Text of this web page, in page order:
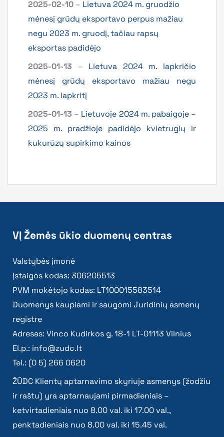
2025-02-10 – Lietuva 2024 m. gruodžio
mėnesį grūdų eksportavo perpus mažiau
negu 2023 m. gruodį, tačiau rapsų
eksportas padidėjo
2025-01-13 – Lietuva 2024 m. lapkričio
mėnesį grūdų eksportavo mažiau negu
2023 m. lapkritį
2025-01-13 – Lietuvoje 2024 m. pabaigoje –
2025 m. pradžioje padidėjo kvietrugių ir
kukurūzų supirkimo kainos
VĮ Žemės ūkio duomenų centras
Valstybės įmonė
Įstaigos kodas: 306205513
PVM mokėtojo kodas: LT100015583514
Duomenys kaupiami ir saugomi Juridinių asmenų
registre
Adresas: Vinco Kudirkos g. 18-1 LT-01113 Vilnius
El.p.: info@zudc.lt
Tel.: (0 5) 266 0620
ŽŪDC Klientų aptarnavimo skyriuje asmenys (žodžiu
ir raštu) yra aptarnaujami pirmadieniais –
ketvirtadieniais nuo 8.00 val. iki 17.00 val.,
penktadieniais nuo 8.00 val. iki 15.45 val.